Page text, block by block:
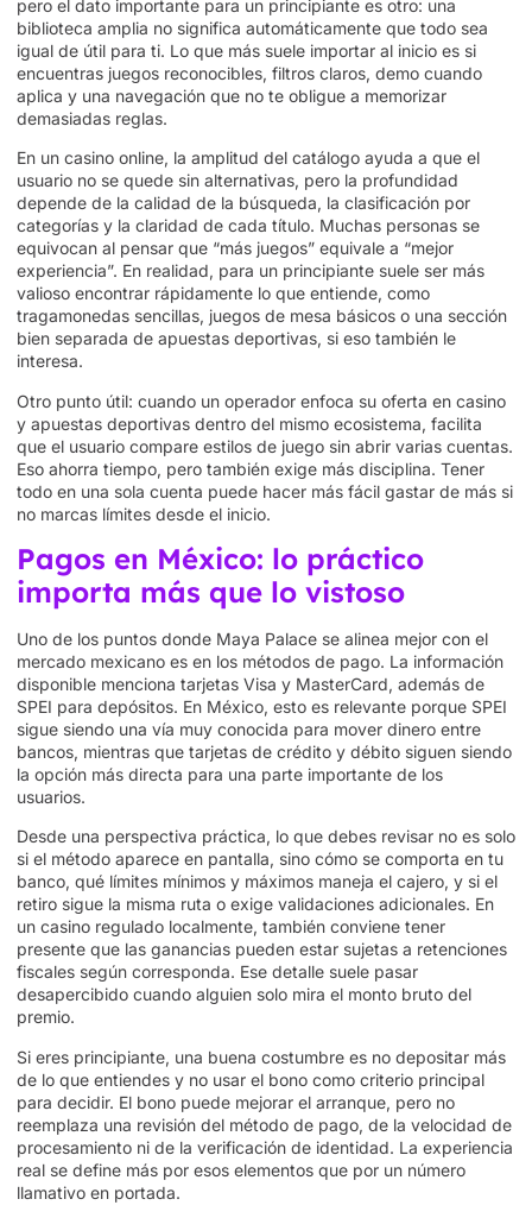
pero el dato importante para un principiante es otro: una
biblioteca amplia no significa automáticamente que todo sea
igual de útil para ti. Lo que más suele importar al inicio es si
encuentras juegos reconocibles, filtros claros, demo cuando
aplica y una navegación que no te obligue a memorizar
demasiadas reglas.
En un casino online, la amplitud del catálogo ayuda a que el
usuario no se quede sin alternativas, pero la profundidad
depende de la calidad de la búsqueda, la clasificación por
categorías y la claridad de cada título. Muchas personas se
equivocan al pensar que “más juegos” equivale a “mejor
experiencia”. En realidad, para un principiante suele ser más
valioso encontrar rápidamente lo que entiende, como
tragamonedas sencillas, juegos de mesa básicos o una sección
bien separada de apuestas deportivas, si eso también le
interesa.
Otro punto útil: cuando un operador enfoca su oferta en casino
y apuestas deportivas dentro del mismo ecosistema, facilita
que el usuario compare estilos de juego sin abrir varias cuentas.
Eso ahorra tiempo, pero también exige más disciplina. Tener
todo en una sola cuenta puede hacer más fácil gastar de más si
no marcas límites desde el inicio.
Pagos en México: lo práctico
importa más que lo vistoso
Uno de los puntos donde Maya Palace se alinea mejor con el
mercado mexicano es en los métodos de pago. La información
disponible menciona tarjetas Visa y MasterCard, además de
SPEI para depósitos. En México, esto es relevante porque SPEI
sigue siendo una vía muy conocida para mover dinero entre
bancos, mientras que tarjetas de crédito y débito siguen siendo
la opción más directa para una parte importante de los
usuarios.
Desde una perspectiva práctica, lo que debes revisar no es solo
si el método aparece en pantalla, sino cómo se comporta en tu
banco, qué límites mínimos y máximos maneja el cajero, y si el
retiro sigue la misma ruta o exige validaciones adicionales. En
un casino regulado localmente, también conviene tener
presente que las ganancias pueden estar sujetas a retenciones
fiscales según corresponda. Ese detalle suele pasar
desapercibido cuando alguien solo mira el monto bruto del
premio.
Si eres principiante, una buena costumbre es no depositar más
de lo que entiendes y no usar el bono como criterio principal
para decidir. El bono puede mejorar el arranque, pero no
reemplaza una revisión del método de pago, de la velocidad de
procesamiento ni de la verificación de identidad. La experiencia
real se define más por esos elementos que por un número
llamativo en portada.